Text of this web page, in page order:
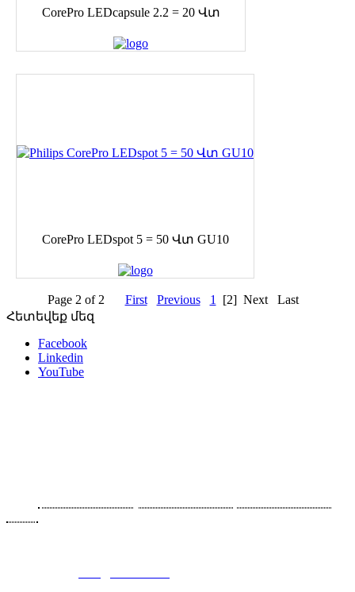
CorePro LEDcapsule 2.2 = 20 Վտ
CorePro LEDspot 5 = 50 Վտ GU10
Page 2 of 2 First Previous 1 [2] Next
Last
Հետեվեք մեզ
Facebook
Linkedin
YouTube